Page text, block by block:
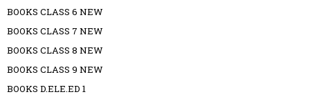
BOOKS CLASS 6 NEW
BOOKS CLASS 7 NEW
BOOKS CLASS 8 NEW
BOOKS CLASS 9 NEW
BOOKS D.ELE.ED 1